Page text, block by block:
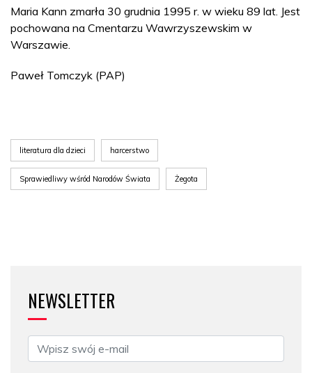
Maria Kann zmarła 30 grudnia 1995 r. w wieku 89 lat. Jest
pochowana na Cmentarzu Wawrzyszewskim w
Warszawie.
Paweł Tomczyk (PAP)
literatura dla dzieci harcerstwo
Sprawiedliwy wśród Narodów Świata Żegota
NEWSLETTER